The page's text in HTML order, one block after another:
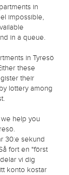
in
impossible,
in a queue.
in Tyresö
these
their
lottery among
help you
30:e sekund
fort en "först
vi dig
konto kostar